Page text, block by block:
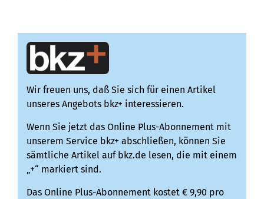
Wir freuen uns, daß Sie sich für einen Artikel
unseres Angebots bkz+ interessieren.
Wenn Sie jetzt das Online Plus-Abonnement mit
unserem Service bkz+ abschließen, können Sie
sämtliche Artikel auf bkz.de lesen, die mit einem
„+“ markiert sind.
Das Online Plus-Abonnement kostet € 9,90 pro